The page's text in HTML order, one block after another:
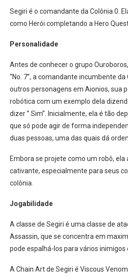
Segiri é o comandante da Colônia 0.
como Herói completando a Hero
Personalidade
Antes de conhecer o grupo
“No. 7”, a comandante incumbente
outros personagens em Aionios, sua
robótica com um exemplo dela
dizer ” Sim”. Inicialmente, ela é tão
que só pode agir de forma
duas pessoas, uma das quais dá
Embora se projete como um robô,
cativante, especialmente para seus
colônia.
Jogabilidade
A classe de Segiri é uma classe de
Assassin, que se concentra em
pode espalhá-los para vários inimigos
A Chain Art de Segiri é Viscous